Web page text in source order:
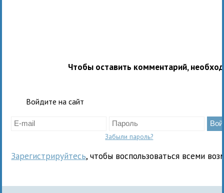
Чтобы оставить комментарий,
Войдите на сайт
Забыли пароль?
Зарегистрируйтесь, чтобы воспользоваться всеми